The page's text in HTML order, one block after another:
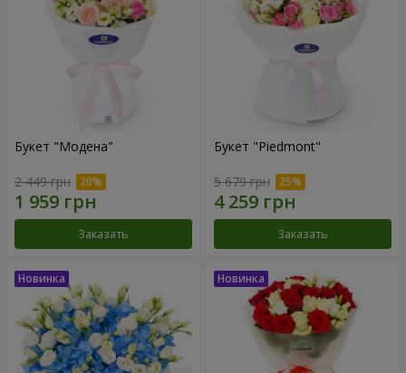
Букет "Модена"
2 449 грн
Заказать
Букет "Piedmont"
5 679 грн
Заказать